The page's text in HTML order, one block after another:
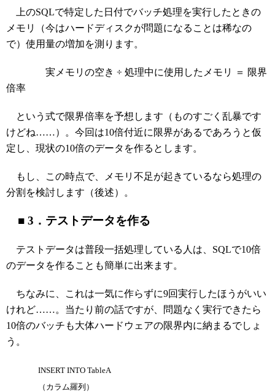
上のSQLで特定した日付でバッチ処理を実行したときの
メモリ（今はハードディスクが問題になることは稀なの
で）使用量の増加を測ります。
実メモリの空き ÷ 処理中に使用したメモリ ＝ 限界
倍率
という式で限界倍率を予想します（ものすごく乱暴です
けどね……）。今回は10倍付近に限界があるであろうと仮
定し、現状の10倍のデータを作るとします。
もし、この時点で、メモリ不足が起きているなら処理の
分割を検討します（後述）。
■ 3．テストデータを作る
テストデータは普段一括処理している人は、SQLで10倍
のデータを作ることも簡単に出来ます。
ちなみに、これは一気に作らずに9回実行したほうがいい
けれど……。当たり前の話ですが、問題なく実行できたら
10倍のバッチも大体ハードウェアの限界内に納まるでしょ
う。
INSERT INTO TableA
（カラム羅列）